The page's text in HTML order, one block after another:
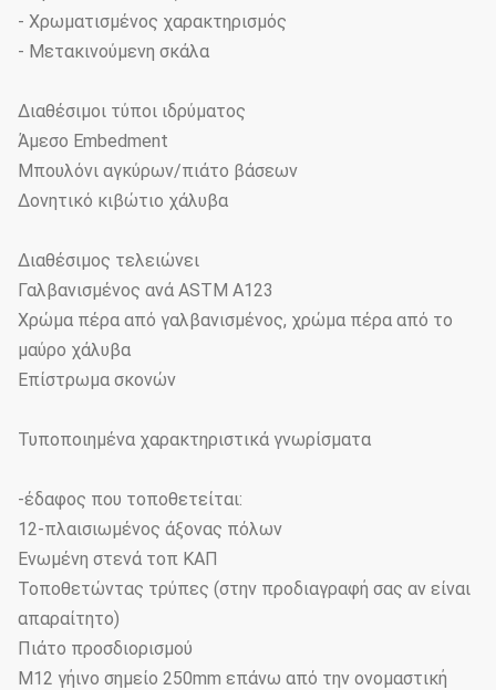
- Χρωματισμένος χαρακτηρισμός
- Μετακινούμενη σκάλα
Διαθέσιμοι τύποι ιδρύματος
Άμεσο Embedment
Μπουλόνι αγκύρων/πιάτο βάσεων
Δονητικό κιβώτιο χάλυβα
Διαθέσιμος τελειώνει
Γαλβανισμένος ανά ASTM A123
Χρώμα πέρα από γαλβανισμένος, χρώμα πέρα από το
μαύρο χάλυβα
Επίστρωμα σκονών
Τυποποιημένα χαρακτηριστικά γνωρίσματα
-έδαφος που τοποθετείται:
12-πλαισιωμένος άξονας πόλων
Ενωμένη στενά τοπ ΚΑΠ
Τοποθετώντας τρύπες (στην προδιαγραφή σας αν είναι
απαραίτητο)
Πιάτο προσδιορισμού
M12 γήινο σημείο 250mm επάνω από την ονομαστική